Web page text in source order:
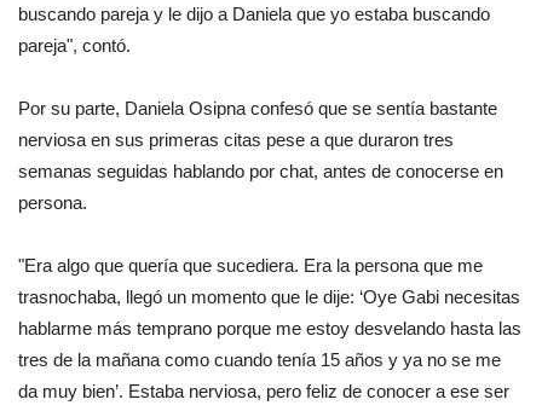
buscando pareja y le dijo a Daniela que yo estaba buscando
pareja", contó.
Por su parte, Daniela Osipna confesó que se sentía bastante
nerviosa en sus primeras citas pese a que duraron tres
semanas seguidas hablando por chat, antes de conocerse en
persona.
"Era algo que quería que sucediera. Era la persona que me
trasnochaba, llegó un momento que le dije: ‘Oye Gabi necesitas
hablarme más temprano porque me estoy desvelando hasta las
tres de la mañana como cuando tenía 15 años y ya no se me
da muy bien’. Estaba nerviosa, pero feliz de conocer a ese ser